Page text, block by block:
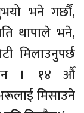
भने गर्छौं,
थापाले भने,
मिलाउनुपर्छ
। १४ औँ
मिसाउने